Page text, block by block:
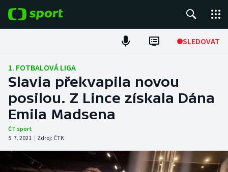
SLEDOVAT
Fotbal
Hokej
Tenis
Atletika
Cyklistika
1. FOTBALOVÁ LIGA
Slavia překvapila novou
posilou. Z Lince získala Dána
Emila Madsena
ČT sport
5. 7. 2021 | Zdroj: ČTK